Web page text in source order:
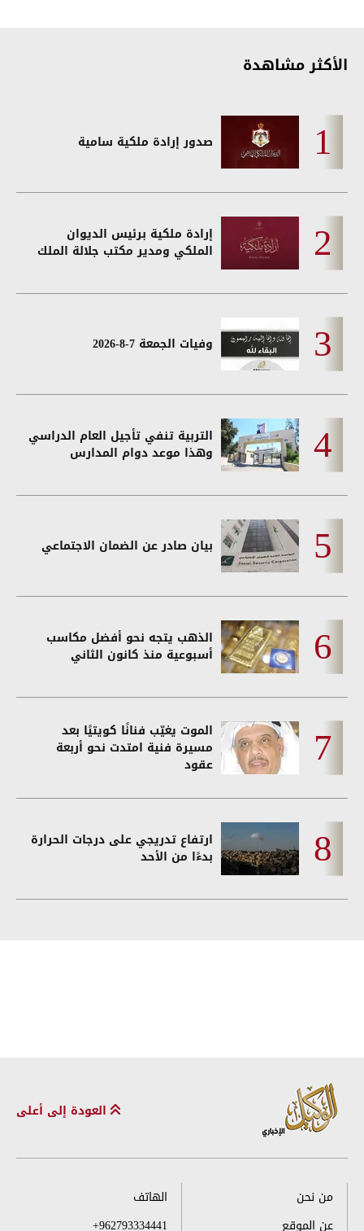
الأكثر مشاهدة
صدور إرادة ملكية سامية
إرادة ملكية برئيس الديوان
الملكي ومدير مكتب جلالة الملك
وفيات الجمعة 7-8-2026
التربية تنفي تأجيل العام الدراسي
وهذا موعد دوام المدارس
بيان صادر عن الضمان الاجتماعي
الذهب يتجه نحو أفضل مكاسب
أسبوعية منذ كانون الثاني
الموت يغيّب فنانًا كويتيًا بعد
مسيرة فنية امتدت نحو أربعة
عقود
ارتفاع تدريجي على درجات الحرارة
بدءًا من الأحد
العودة إلى أعلى
من نحن
عن الموقع
الهاتف
+962793334441